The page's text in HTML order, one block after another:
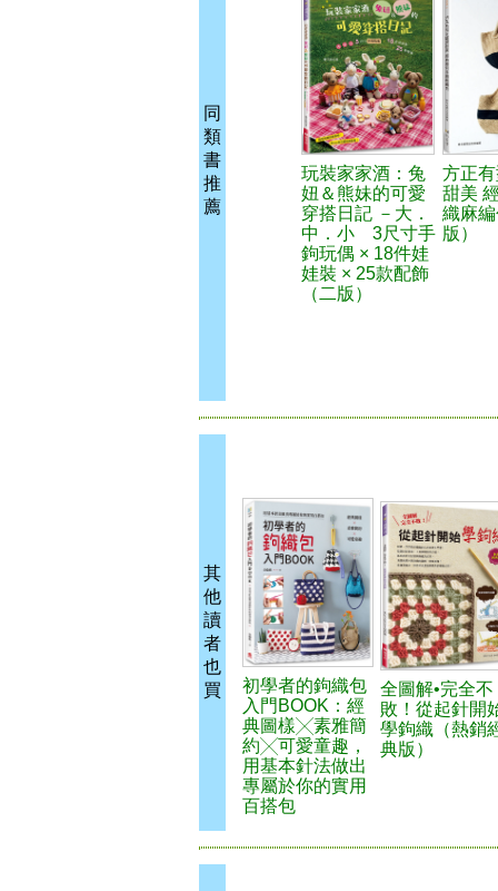
同
類
書
推
薦
玩裝家家酒：兔
妞＆熊妹的可愛
穿搭日記 －大．
中．小 3尺寸手
鉤玩偶 × 18件娃
娃裝 × 25款配飾
（二版）
方正
甜美
織麻
版）
其
他
讀
者
也
買
初學者的鉤織包
入門BOOK：經
典圖樣╳素雅簡
約╳可愛童趣，
用基本針法做出
專屬於你的實用
百搭包
全圖解•完全不
敗！從起針開
學鉤織（熱銷
典版）